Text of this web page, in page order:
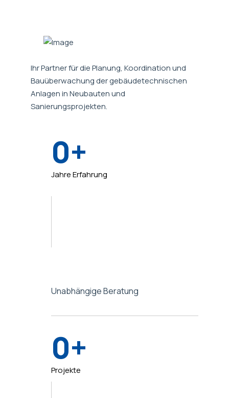
Ihr Partner für die Planung, Koordination und
Bauüberwachung der gebäudetechnischen
Anlagen in Neubauten und
Sanierungsprojekten.
0
Jahre Erfahrung
Unabhängige Beratung
0
Projekte